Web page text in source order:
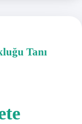
Tanı